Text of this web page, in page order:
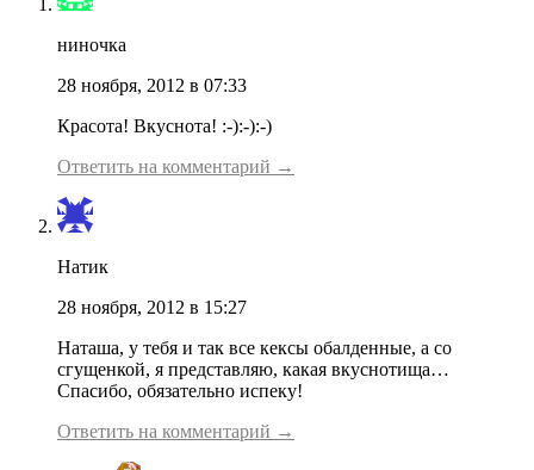
ниночка
28 ноября, 2012 в 07:33
Красота! Вкуснота! :-):-):-)
Ответить на комментарий →
Натик
28 ноября, 2012 в 15:27
Наташа, у тебя и так все кексы обалденные, а со
сгущенкой, я представляю, какая вкуснотища…
Спасибо, обязательно испеку!
Ответить на комментарий →